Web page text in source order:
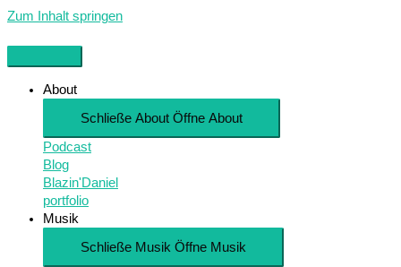
Zum Inhalt springen
About
Schließe About Öffne About
Podcast
Blog
Blazin'Daniel
portfolio
Musik
Schließe Musik Öffne Musik